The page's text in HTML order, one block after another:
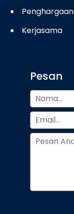
Penghargaan
Kerjasama
Pesan